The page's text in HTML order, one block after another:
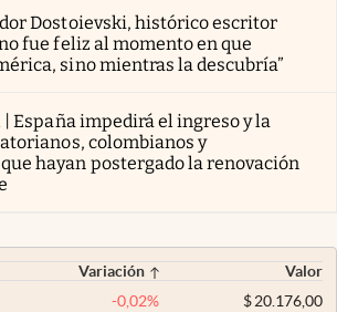
Dostoievski, histórico escritor
fue feliz al momento en que
sino mientras la descubría”
España impedirá el ingreso y la
colombianos y
hayan postergado la renovación
Variación
Valor
-0,02% $20.176,00